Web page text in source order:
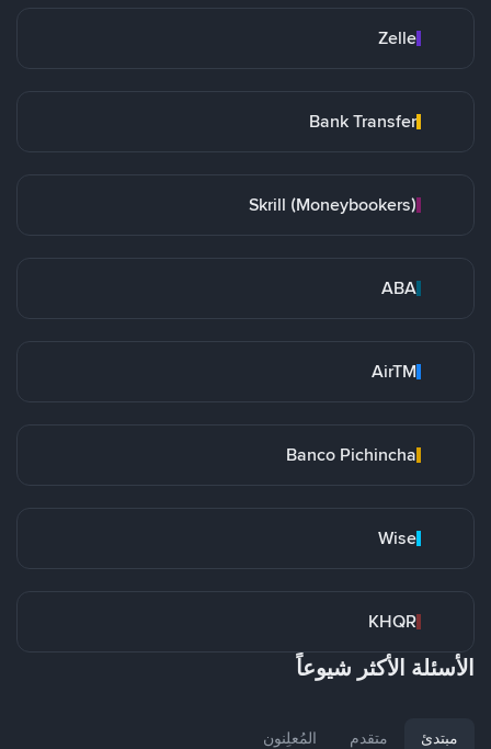
Zelle
Bank Transfer
Skrill (Moneybookers)
ABA
AirTM
Banco Pichincha
Wise
KHQR
الأسئلة الأكثر شيوعاً
مبتدئ متقدم المُعلِنون